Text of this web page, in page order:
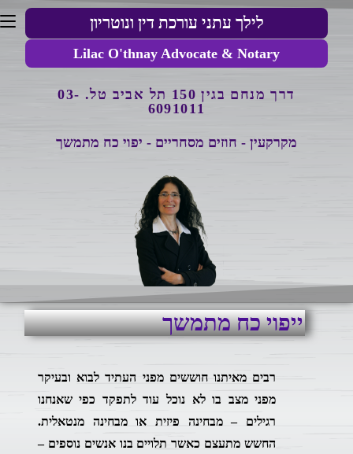
לילך עתני עורכת דין ונוטריון
Lilac O'thnay Advocate & Notary
דרך מנחם בגין 150 תל אביב
טל. 03-
6091011
מקרקעין - חוזים מסחריים - יפוי כח מתמשך
ייפוי כח מתמשך
רבים מאיתנו חוששים מפני העתיד לבוא ובעיקר
מפני מצב בו לא נוכל עוד לתפקד כפי שאנחנו
רגילים – מבחינה פיזית או מבחינה מנטאלית.
החשש מתעצם כאשר תלויים בנו אנשים נוספים –